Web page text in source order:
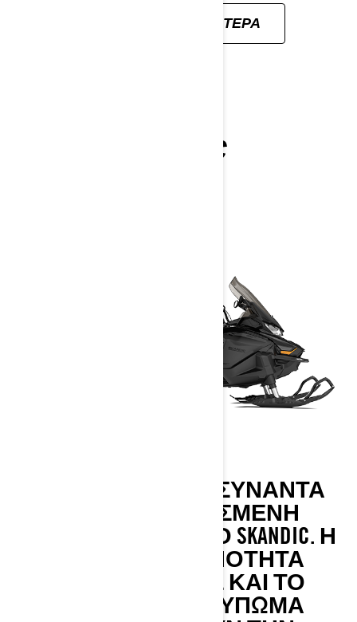
ΜΆΘΕΤΕ ΠΕΡΙΣΣΌΤΕΡΑ
SKANDIC
Η ΩΜΉ ΔΎΝΑΜΗ ΣΥΝΑΝΤΆ
ΤΗΝ ΕΚΛΕΠΤΥΣΜΈΝΗ
ΙΚΑΝΌΤΗΤΑ ΜΕ ΤΟ SKANDIC. Η
ΤΕΡΆΣΤΙΑ ΙΚΑΝΌΤΗΤΑ
ΡΥΜΟΎΛΚΗΣΗΣ ΚΑΙ ΤΟ
ΜΕΓΆΛΟ ΑΠΟΤΎΠΩΜΑ